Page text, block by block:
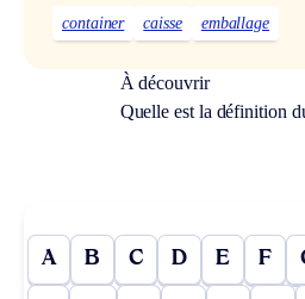
container caisse emballage
À découvrir
Quelle est la définition
A B C D E F